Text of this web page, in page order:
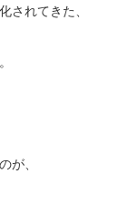
されてきた、
が、